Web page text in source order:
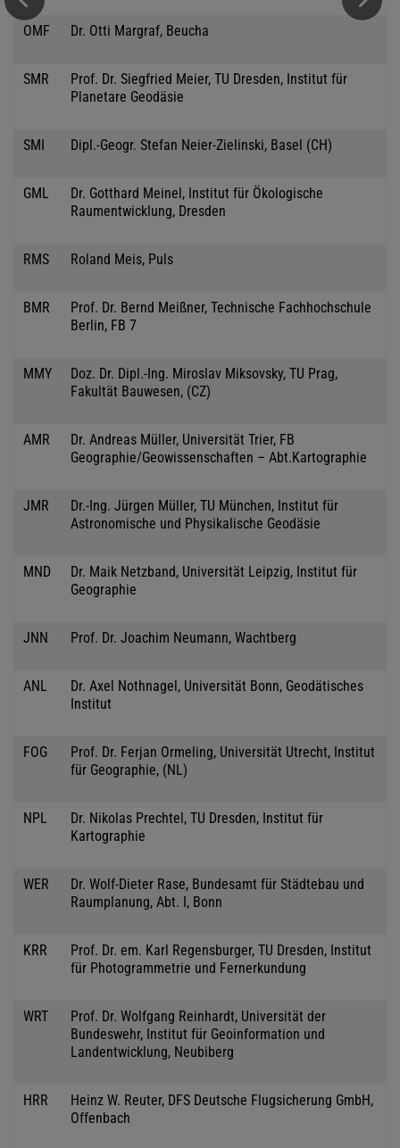
OMF Dr. Otti Margraf, Beucha
SMR
Prof. Dr. Siegfried Meier, TU Dresden, Institut für
Planetare Geodäsie
SMI Dipl.-Geogr. Stefan Neier-Zielinski, Basel (CH)
GML
Dr. Gotthard Meinel, Institut für Ökologische
Raumentwicklung, Dresden
RMS Roland Meis, Puls
BMR
Prof. Dr. Bernd Meißner, Technische Fachhochschule
Berlin, FB 7
MMY
Doz. Dr. Dipl.-Ing. Miroslav Miksovsky, TU Prag,
Fakultät Bauwesen, (CZ)
AMR
Dr. Andreas Müller, Universität Trier, FB
Geographie/Geowissenschaften – Abt.Kartographie
JMR
Dr.-Ing. Jürgen Müller, TU München, Institut für
Astronomische und Physikalische Geodäsie
MND
Dr. Maik Netzband, Universität Leipzig, Institut für
Geographie
JNN Prof. Dr. Joachim Neumann, Wachtberg
ANL
Dr. Axel Nothnagel, Universität Bonn, Geodätisches
Institut
FOG
Prof. Dr. Ferjan Ormeling, Universität Utrecht, Institut
für Geographie, (NL)
NPL
Dr. Nikolas Prechtel, TU Dresden, Institut für
Kartographie
WER
Dr. Wolf-Dieter Rase, Bundesamt für Städtebau und
Raumplanung, Abt. I, Bonn
KRR
Prof. Dr. em. Karl Regensburger, TU Dresden, Institut
für Photogrammetrie und Fernerkundung
WRT
Prof. Dr. Wolfgang Reinhardt, Universität der
Bundeswehr, Institut für Geoinformation und
Landentwicklung, Neubiberg
HRR
Heinz W. Reuter, DFS Deutsche Flugsicherung GmbH,
Offenbach